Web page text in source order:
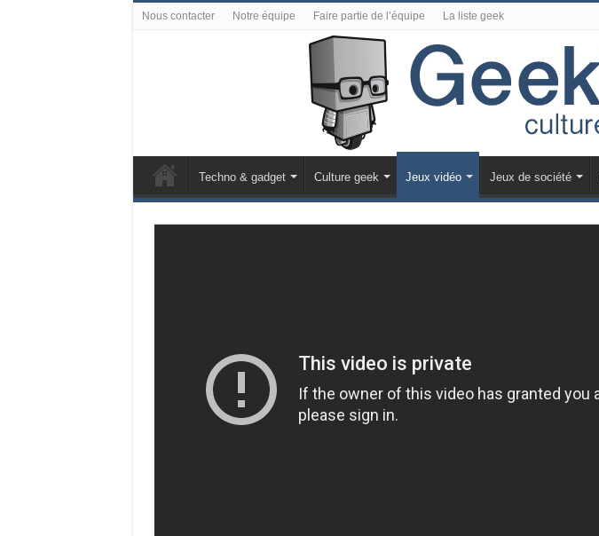
Nous contacter Notre équipe Faire partie de l’équipe La liste geek
Techno & gadget Culture geek Jeux vidéo Jeux de société